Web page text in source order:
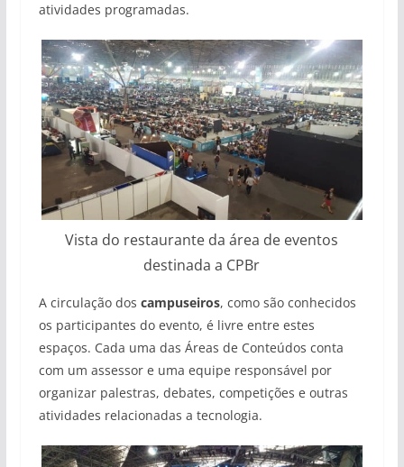
atividades programadas.
Vista do restaurante da área de eventos
destinada a CPBr
A circulação dos campuseiros, como são conhecidos
os participantes do evento, é livre entre estes
espaços. Cada uma das Áreas de Conteúdos conta
com um assessor e uma equipe responsável por
organizar palestras, debates, competições e outras
atividades relacionadas a tecnologia.